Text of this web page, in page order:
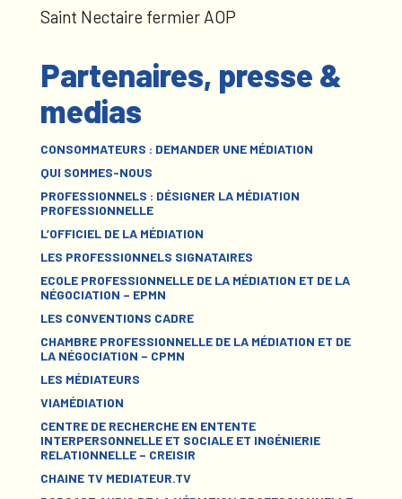
Saint Nectaire fermier AOP
Partenaires, presse &
medias
CONSOMMATEURS : DEMANDER UNE MÉDIATION
QUI SOMMES-NOUS
PROFESSIONNELS : DÉSIGNER LA MÉDIATION
PROFESSIONNELLE
L’OFFICIEL DE LA MÉDIATION
LES PROFESSIONNELS SIGNATAIRES
ECOLE PROFESSIONNELLE DE LA MÉDIATION ET DE LA
NÉGOCIATION – EPMN
LES CONVENTIONS CADRE
CHAMBRE PROFESSIONNELLE DE LA MÉDIATION ET DE
LA NÉGOCIATION – CPMN
LES MÉDIATEURS
VIAMÉDIATION
CENTRE DE RECHERCHE EN ENTENTE
INTERPERSONNELLE ET SOCIALE ET INGÉNIERIE
RELATIONNELLE – CREISIR
CHAINE TV MEDIATEUR.TV